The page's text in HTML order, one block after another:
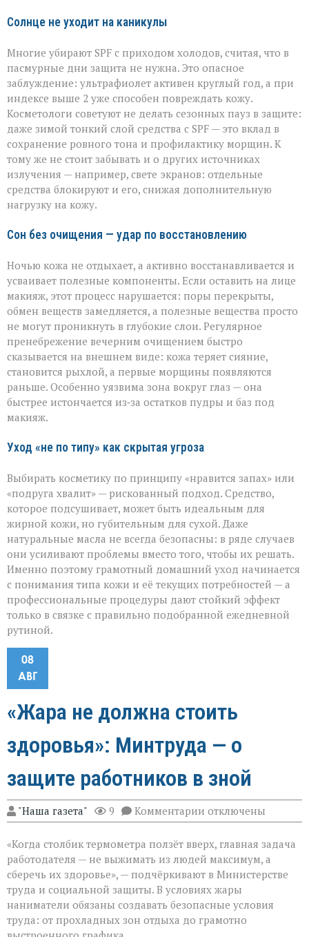
Солнце не уходит на каникулы
Многие убирают SPF с приходом холодов, считая, что в
пасмурные дни защита не нужна. Это опасное
заблуждение: ультрафиолет активен круглый год, а при
индексе выше 2 уже способен повреждать кожу.
Косметологи советуют не делать сезонных пауз в защите:
даже зимой тонкий слой средства с SPF — это вклад в
сохранение ровного тона и профилактику морщин. К
тому же не стоит забывать и о других источниках
излучения — например, свете экранов: отдельные
средства блокируют и его, снижая дополнительную
нагрузку на кожу.
Сон без очищения — удар по восстановлению
Ночью кожа не отдыхает, а активно восстанавливается и
усваивает полезные компоненты. Если оставить на лице
макияж, этот процесс нарушается: поры перекрыты,
обмен веществ замедляется, а полезные вещества просто
не могут проникнуть в глубокие слои. Регулярное
пренебрежение вечерним очищением быстро
сказывается на внешнем виде: кожа теряет сияние,
становится рыхлой, а первые морщины появляются
раньше. Особенно уязвима зона вокруг глаз — она
быстрее истончается из‑за остатков пудры и баз под
макияж.
Уход «не по типу» как скрытая угроза
Выбирать косметику по принципу «нравится запах» или
«подруга хвалит» — рискованный подход. Средство,
которое подсушивает, может быть идеальным для
жирной кожи, но губительным для сухой. Даже
натуральные масла не всегда безопасны: в ряде случаев
они усиливают проблемы вместо того, чтобы их решать.
Именно поэтому грамотный домашний уход начинается
с понимания типа кожи и её текущих потребностей — а
профессиональные процедуры дают стойкий эффект
только в связке с правильно подобранной ежедневной
рутиной.
08
АВГ
«Жара не должна стоить
здоровья»: Минтруда — о
защите работников в зной
"Наша газета" 9 Комментарии к
записи
не
должна
стоить
здоровья»:
Минтруда — о
защите
работников
в
отключены
«Когда столбик термометра ползёт вверх, главная задача
работодателя — не выжимать из людей максимум, а
сберечь их здоровье», — подчёркивают в Министерстве
труда и социальной защиты. В условиях жары
наниматели обязаны создавать безопасные условия
труда: от прохладных зон отдыха до грамотно